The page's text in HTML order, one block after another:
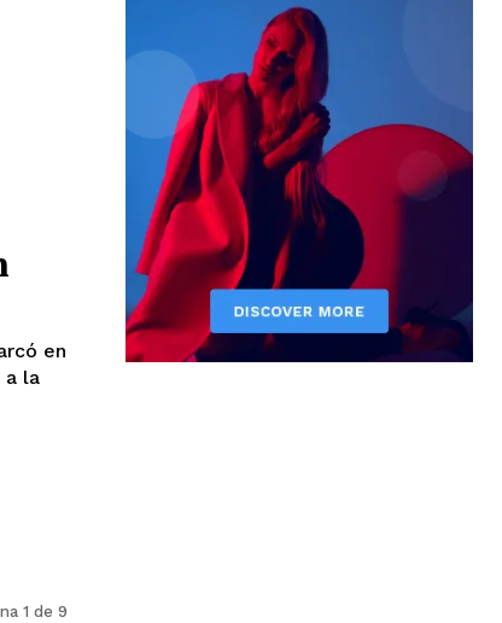
en
a la
1 de 9